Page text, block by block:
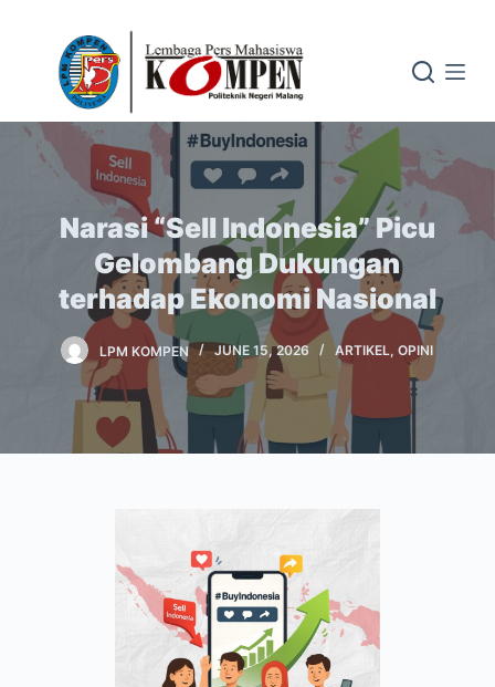
Narasi “Sell Indonesia” Picu
Gelombang Dukungan
terhadap Ekonomi Nasional
LPM KOMPEN JUNE 15, 2026 ARTIKEL,OPINI